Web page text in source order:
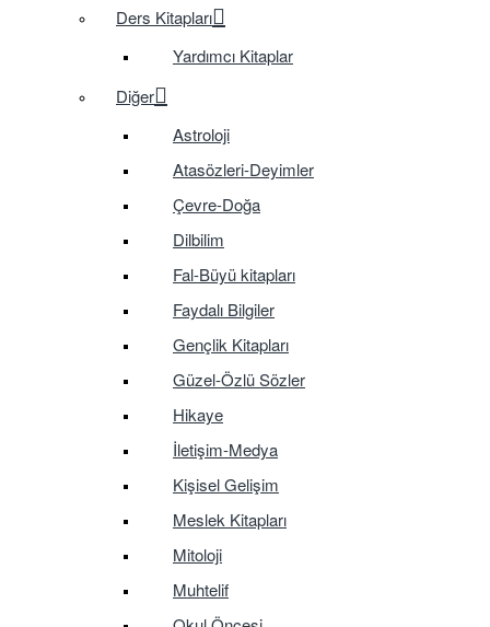
Ders Kitapları
Yardımcı Kitaplar
Diğer
Astroloji
Atasözleri-Deyimler
Çevre-Doğa
Dilbilim
Fal-Büyü kitapları
Faydalı Bilgiler
Gençlik Kitapları
Güzel-Özlü Sözler
Hikaye
İletişim-Medya
Kişisel Gelişim
Meslek Kitapları
Mitoloji
Muhtelif